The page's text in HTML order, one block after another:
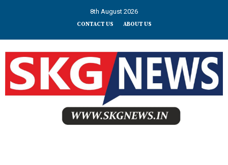
8th August 2026
CONTACT US ABOUT US